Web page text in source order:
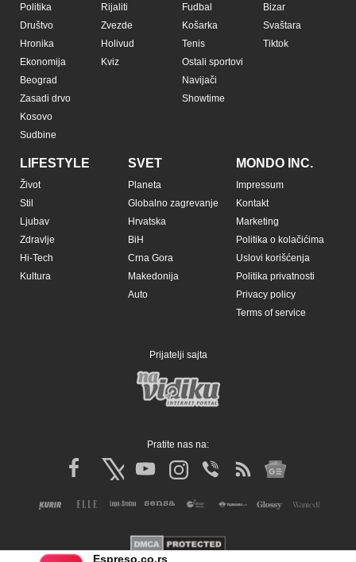
Politika
Društvo
Hronika
Ekonomija
Beograd
Zasadi drvo
Kosovo
Sudbine
Rijaliti
Zvezde
Holivud
Kviz
Fudbal
Košarka
Tenis
Ostali sportovi
Navijači
Showtime
Bizar
Svaštara
Tiktok
LIFESTYLE
Život
Stil
Ljubav
Zdravlje
Hi-Tech
Kultura
SVET
Planeta
Globalno zagrevanje
Hrvatska
BiH
Crna Gora
Makedonija
Auto
MONDO INC.
Impressum
Kontakt
Marketing
Politika o kolačićima
Uslovi korišćenja
Politika privatnosti
Privacy policy
Terms of service
Prijatelji sajta
Pratite nas na:
Espreso.co.rs